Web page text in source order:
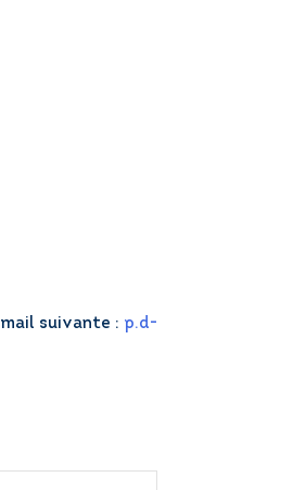
suivante : p.d-